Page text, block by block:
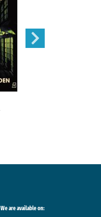
We are available on: